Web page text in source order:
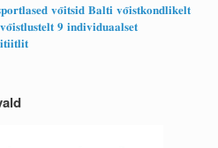
𝐯𝐨̃𝐢𝐭𝐬𝐢𝐝 𝐁𝐚𝐥𝐭𝐢 𝐯𝐨̃𝐢𝐬𝐭𝐤𝐨𝐧𝐝𝐥𝐢𝐤𝐞𝐥𝐭
𝟗 𝐢𝐧𝐝𝐢𝐯𝐢𝐝𝐮𝐚𝐚𝐥𝐬𝐞𝐭